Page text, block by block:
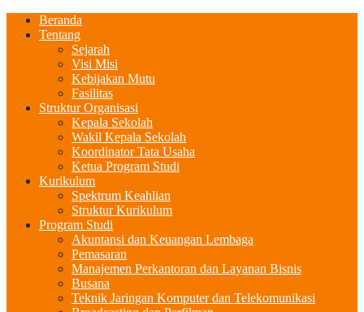
Beranda
Tentang
Sejarah
Visi Misi
Kebijakan Mutu
Fasilitas
Struktur Organisasi
Kepala Sekolah
Wakil Kepala Sekolah
Koordinator Tata Usaha
Ketua Program Studi
Kurikulum
Spektrum Keahlian
Struktur Kurikulum
Program Studi
Akuntansi dan Keuangan Lembaga
Pemasaran
Manajemen Perkantoran dan Layanan Bisnis
Busana
Teknik Jaringan Komputer dan Telekomunikasi